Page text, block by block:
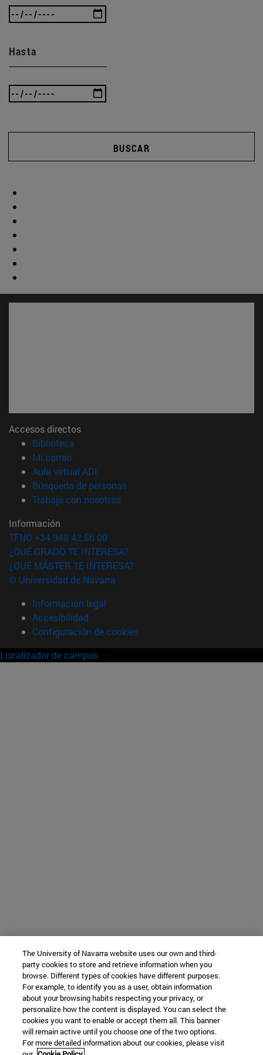
Hasta
BUSCAR
Accesos directos
Biblioteca
Mi correo(abre en nueva ventana)
Aula virtual ADI
Búsqueda de personas(abre en nueva ventana)
Trabaja con nosotros(abre en nueva ventana)
Información
TFNO +34 948 42 56 00
¿QUÉ GRADO TE INTERESA?
¿QUÉ MÁSTER TE INTERESA?
© Universidad de Navarra
Información legal
Accesibilidad
Configuración de cookies
Localizador de campus
The University of Navarra website uses our own and third-
party cookies to store and retrieve information when you
browse. Different types of cookies have different purposes.
For example, to identify you as a user, obtain information
about your browsing habits respecting your privacy, or
personalize how the content is displayed. You can select the
cookies you want to enable or accept them all. This banner
will remain active until you choose one of the two options.
For more detailed information about our cookies, please visit